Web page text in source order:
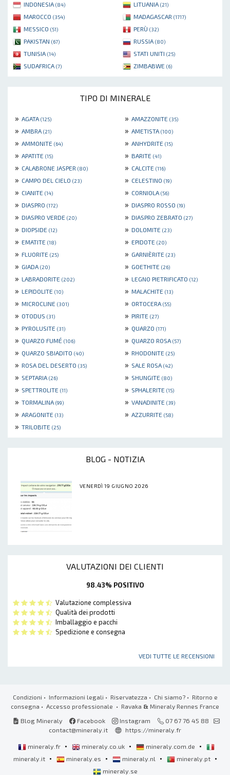
INDONESIA (84) LITUANIA (21)
MAROCCO (354) MADAGASCAR (1717)
MESSICO (51) PERÙ (32)
PAKISTAN (67) RUSSIA (80)
TUNISIA (14) STATI UNITI (25)
SUDAFRICA (7) ZIMBABWE (6)
TIPO DI MINERALE
» AGATA (125) » AMAZZONITE (35)
» AMBRA (21) » AMETISTA (100)
» AMMONITE (64) » ANHYDRITE (15)
» APATITE (15) » BARITE (41)
» CALABRONE JASPER (80) » CALCITE (116)
» CAMPO DEL CIELO (23) » CELESTINO (19)
» CIANITE (14) » CORNIOLA (56)
» DIASPRO (172) » DIASPRO ROSSO (19)
» DIASPRO VERDE (20) » DIASPRO ZEBRATO (27)
» DIOPSIDE (12) » DOLOMITE (23)
» EMATITE (18) » EPIDOTE (20)
» FLUORITE (25) » GARNIÈRITE (23)
» GIADA (20) » GOETHITE (26)
» LABRADORITE (202) » LEGNO PIETRIFICATO (12)
» LEPIDOLITE (10) » MALACHITE (13)
» MICROCLINE (301) » ORTOCERA (55)
» OTODUS (31) » PIRITE (27)
» PYROLUSITE (31) » QUARZO (171)
» QUARZO FUMÉ (106) » QUARZO ROSA (57)
» QUARZO SBIADITO (40) » RHODONITE (25)
» ROSA DEL DESERTO (35) » SALE ROSA (42)
» SEPTARIA (26) » SHUNGITE (80)
» SPETTROLITE (11) » SPHALERITE (15)
» TORMALINA (99) » VANADINITE (39)
» ARAGONITE (13) » AZZURRITE (58)
» TRILOBITE (25)
BLOG - NOTIZIA
VENERDÌ 19 GIUGNO 2026
VALUTAZIONI DEI CLIENTI
98.43% POSITIVO
Valutazione complessiva
Qualità dei prodotti
Imballaggio e pacchi
Spedizione e consegna
VEDI TUTTE LE RECENSIONI
Condizioni • Informazioni legali • Riservatezza • Chi siamo?• Ritorno e
consegna • Accesso professionale • Ravaka & Mineraly Rennes France
Blog Mineraly
Facebook Instagram
07 67 76 45 88
contact@mineraly.it
https://mineraly.fr
mineraly.fr • mineraly.co.uk • mineraly.com.de •
mineraly.it • mineraly.es • mineraly.nl • mineraly.pt •
mineraly.se